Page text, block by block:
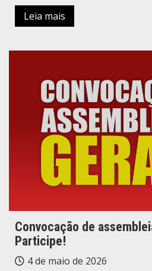
Leia mais
Convocação de
Participe!
4 de maio de 2026